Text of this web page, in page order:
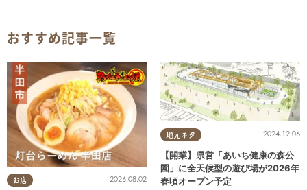
おすすめ記事一覧
お店 2026.08.02
地元ネタ 2024.12.06
【開業】県営「あいち健康の森公
園」に全天候型の遊び場が2026年
春頃オープン予定